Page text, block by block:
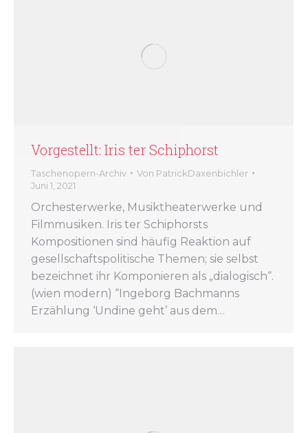
Vorgestellt: Iris ter Schiphorst
Taschenopern-Archiv Von PatrickDaxenbichler
Juni 1, 2021
Orchesterwerke, Musiktheaterwerke und
Filmmusiken. Iris ter Schiphorsts
Kompositionen sind häufig Reaktion auf
gesellschaftspolitische Themen; sie selbst
bezeichnet ihr Komponieren als „dialogisch“.
(wien modern) “Ingeborg Bachmanns
Erzählung ‘Undine geht’ aus dem…